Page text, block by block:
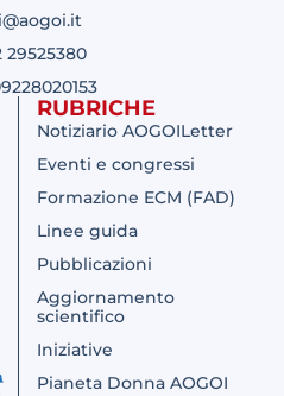
29525380
RUBRICHE
Notiziario AOGOILetter
Eventi e congressi
Formazione ECM (FAD)
Linee guida
Pubblicazioni
Aggiornamento
scientifico
Iniziative
Pianeta Donna AOGOI